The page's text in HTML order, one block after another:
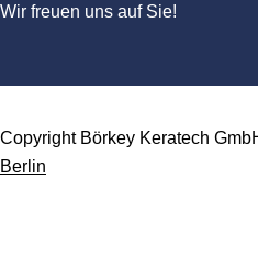
Wir freuen uns auf Sie!
Copyright Börkey Keratech
Berlin